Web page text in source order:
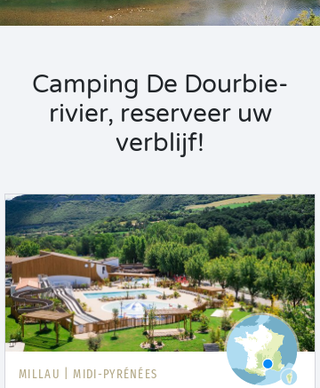
Camping De Dourbie-
rivier, reserveer uw
verblijf!
MILLAU | MIDI-PYRÉNÉES